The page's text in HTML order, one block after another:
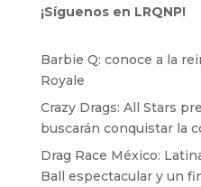
¡Síguenos en LRQNP!
Barbie Q: conoce a la
Royale
Crazy Drags: All Stars
buscarán conquistar la
Drag Race México:
Ball espectacular y un